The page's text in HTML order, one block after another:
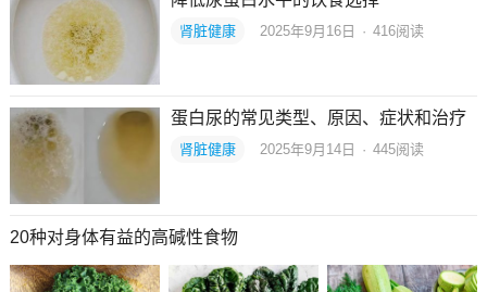
肾脏健康 2025年9月16日 · 416阅读
蛋白尿的常见类型、原因、症状和治疗
肾脏健康 2025年9月14日 · 445阅读
20种对身体有益的高碱性食物